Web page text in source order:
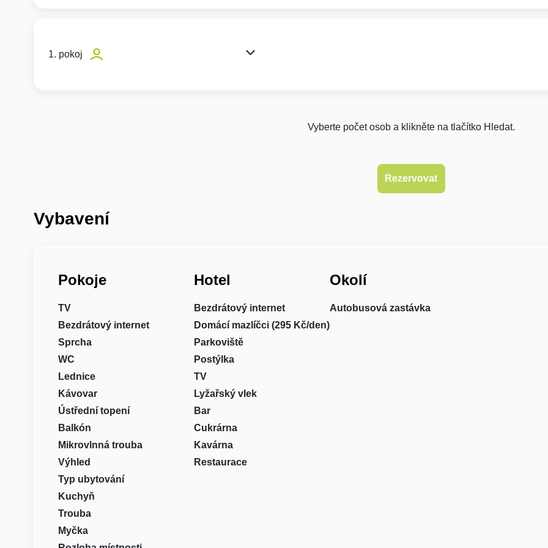
1. pokoj
Vyberte počet osob a klikněte na tlačítko Hledat.
Vybavení
Pokoje
TV
Bezdrátový internet
Sprcha
WC
Lednice
Kávovar
Ústřední topení
Balkón
Mikrovlnná trouba
Výhled
Typ ubytování
Kuchyň
Trouba
Myčka
Hotel
Bezdrátový internet
Domácí mazlíčci (295 Kč/den)
Parkoviště
Postýlka
TV
Lyžařský vlek
Bar
Cukrárna
Kavárna
Restaurace
Okolí
Autobusová zastávka